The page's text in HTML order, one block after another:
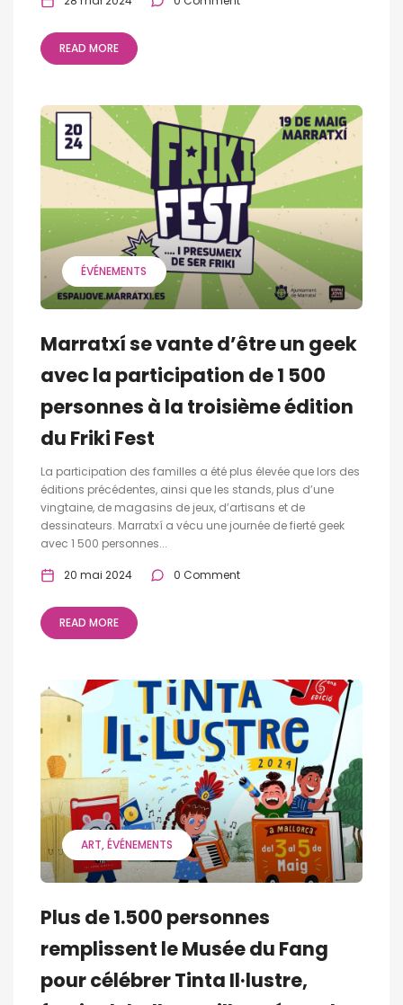
READ MORE
ÉVÉNEMENTS
Marratxí se vante d’être un geek
avec la participation de 1 500
personnes à la troisième édition
du Friki Fest
La participation des familles a été plus élevée que lors des
éditions précédentes, ainsi que les stands, plus d’une
vingtaine, de magasins de jeux, d’artisans et de
dessinateurs. Marratxí a vécu une journée de fierté geek
avec 1 500 personnes...
20 mai 2024 0 Comment
READ MORE
ART ÉVÉNEMENTS
Plus de 1.500 personnes
remplissent le Musée du Fang
pour célébrer Tinta Il·lustre,